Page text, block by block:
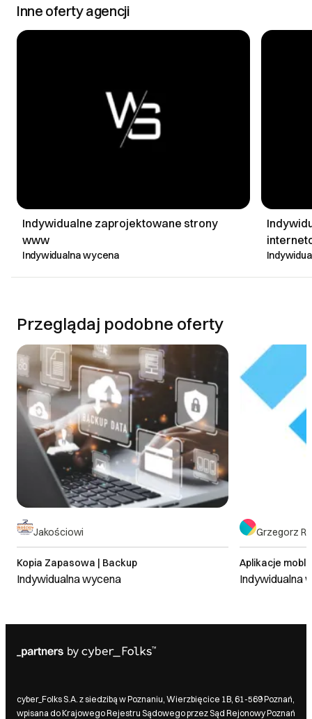
Inne oferty agencji
Indywidualne zaprojektowane strony
www
Indywidualna wycena
Przeglądaj podobne oferty
Jakościowi
Kopia Zapasowa | Backup
Indywidualna wycena
Grzegorz
Aplikacje
Indywidualna
cyber_Folks S.A. z siedzibą w Poznaniu, Wierzbięcice 1B, 61-569 Poznań,
wpisana do Krajowego Rejestru Sądowego przez Sąd Rejonowy Poznań